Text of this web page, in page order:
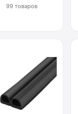
99 товаров